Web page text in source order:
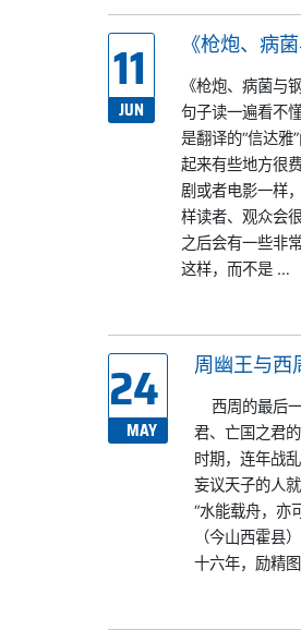
11
JUN
《枪炮、病
《枪炮、病菌与
句子读一遍看不
是翻译的“信达
起来有些地方很
剧或者电影一样
样读者、观众会
之后会有一些非
这样，而不是 …
24
MAY
周幽王与西
西周的最后
君、亡国之君
时期，连年战
妄议天子的人
“水能载舟，亦
（今山西霍县
十六年，励精